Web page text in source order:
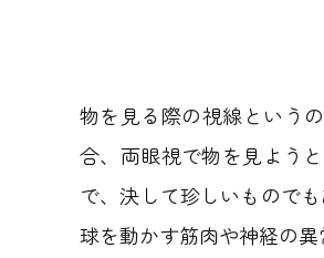
物を見る際の視線という
合、両眼視で物を見よう
で、決して珍しいもので
球を動かす筋肉や神経の